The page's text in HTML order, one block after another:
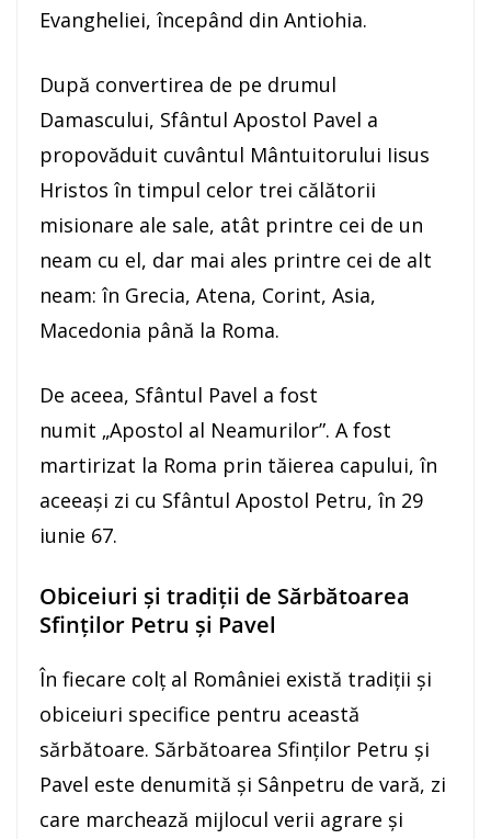
Evangheliei, începând din Antiohia.
După convertirea de pe drumul
Damascului, Sfântul Apostol Pavel a
propovăduit cuvântul Mântuitorului Iisus
Hristos în timpul celor trei călătorii
misionare ale sale, atât printre cei de un
neam cu el, dar mai ales printre cei de alt
neam: în Grecia, Atena, Corint, Asia,
Macedonia până la Roma.
De aceea, Sfântul Pavel a fost
numit „Apostol al Neamurilor”. A fost
martirizat la Roma prin tăierea capului, în
aceeaşi zi cu Sfântul Apostol Petru, în 29
iunie 67.
Obiceiuri și tradiții de Sărbătoarea
Sfinților Petru și Pavel
În fiecare colț al României există tradiții și
obiceiuri specifice pentru această
sărbătoare. Sărbătoarea Sfinților Petru și
Pavel este denumită și Sânpetru de vară, zi
care marchează mijlocul verii agrare și